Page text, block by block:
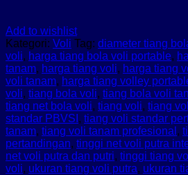
Add to wishlist
Kategori: Voli Tag: diameter tiang
voli, harga tiang bola voli portable,
tanam, harga tiang voli, harga tiang
voli tanam, harga tiang volley
voli, tiang bola voli, tiang bola voli
tiang net bola voli, tiang voli, tiang
standar PBVSI , tiang voli standar
tanam, tiang voli tanam profesional ,
pertandingan, tinggi net voli putra
net voli putra dan putri, tinggi tiang
voli, ukuran tiang voli putra, ukuran